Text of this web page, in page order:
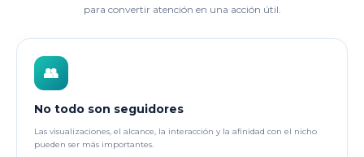
para convertir atención en una acción útil.
👥
No todo son seguidores
Las visualizaciones, el alcance, la interacción y la afinidad con el nicho
pueden ser más importantes.